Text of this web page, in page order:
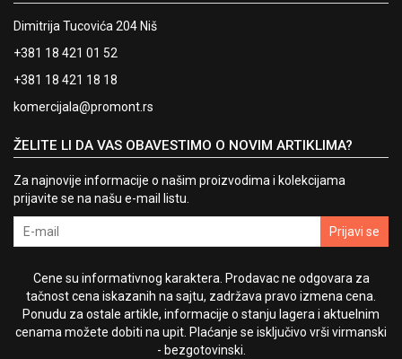
Dimitrija Tucovića 204 Niš
+381 18 421 01 52
+381 18 421 18 18
komercijala@promont.rs
ŽELITE LI DA VAS OBAVESTIMO O NOVIM ARTIKLIMA?
Za najnovije informacije o našim proizvodima i kolekcijama
prijavite se na našu e-mail listu.
Prijavi se
Cene su informativnog karaktera. Prodavac ne odgovara za
tačnost cena iskazanih na sajtu, zadržava pravo izmena cena.
Ponudu za ostale artikle, informacije o stanju lagera i aktuelnim
cenama možete dobiti na upit. Plaćanje se isključivo vrši virmanski
- bezgotovinski.